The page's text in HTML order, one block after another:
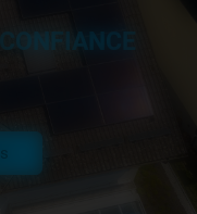
CONFIANCE